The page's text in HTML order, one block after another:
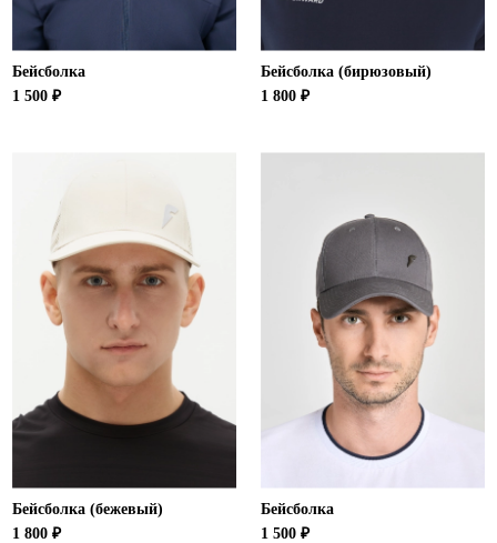
Бейсболка
1 500 ₽
Бейсболка (бирюзовый)
1 800 ₽
Бейсболка (бежевый)
1 800 ₽
Бейсболка
1 500 ₽